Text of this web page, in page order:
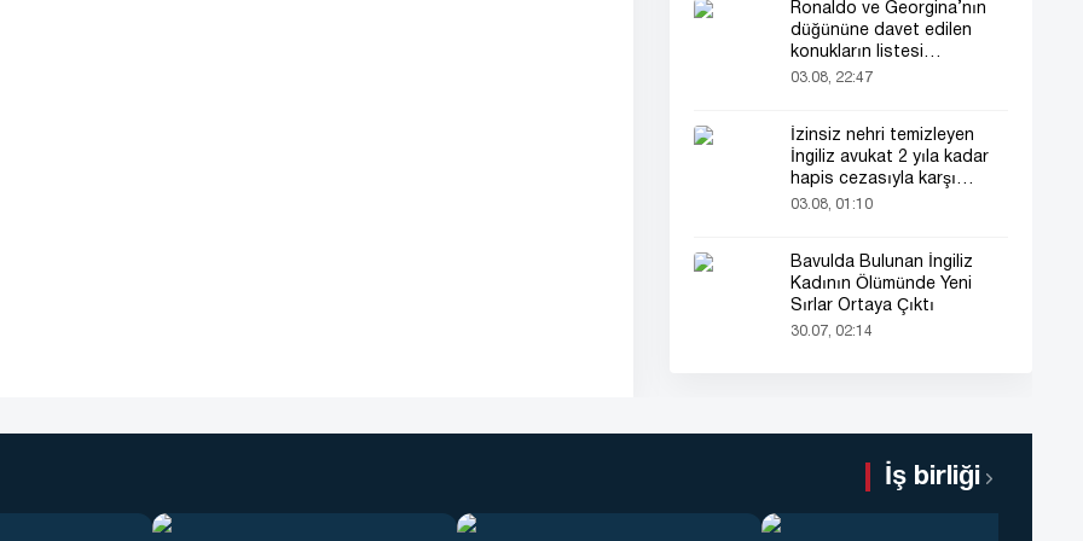
Ronaldo ve Georgina’nın
düğününe davet edilen
konukların listesi
gündemde
03.08, 22:47
İzinsiz nehri temizleyen
İngiliz avukat 2 yıla kadar
hapis cezasıyla karşı
karşıya
03.08, 01:10
Bavulda Bulunan İngiliz
Kadının Ölümünde Yeni
Sırlar Ortaya Çıktı
30.07, 02:14
İş birliği